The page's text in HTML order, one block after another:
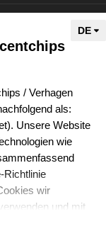
/ Verhagen
als:
Unsere Website
wie
Richtlinie
wir
und mit